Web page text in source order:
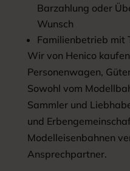
Barzahlung oder
Wunsch
Familienbetrieb mit
Wir von Henico
Personenwagen,
Sowohl vom
Sammler und
und
Modelleisenbahnen
Ansprechpartner.